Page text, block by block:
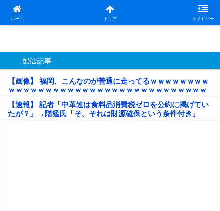
ホーム トップ サイドバー
日本第一！ニュース録
配信記事
【画像】 福岡、こんなのが普通に走ってるｗｗｗｗｗｗｗｗ
ｗｗｗｗｗｗｗｗｗｗｗｗｗｗｗｗｗｗｗｗｗｗｗｗｗｗｗ
ｗｗｗｗｗ
【速報】 記者「中革連は食料品消費税ゼロを公約に掲げてい
たが？」→階猛氏「そ、それは財源確保という条件付き」